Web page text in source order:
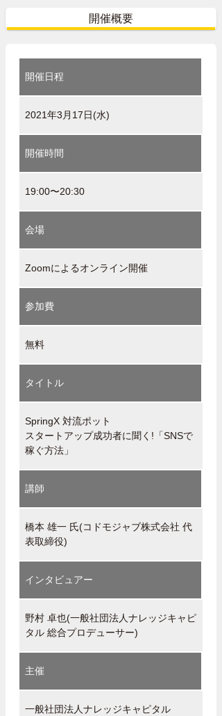
開催概要
開催日程
2021年3月17日(水)
開催時間
19:00〜20:30
会場
Zoomによるオンライン開催
参加費
無料
タイトル
SpringX 対流ポット
スタートアップ成功者に聞く!「SNSで
稼ぐ方法」
講師
橋本 雄一 氏(コドモジャブ株式会社 代
表取締役)
インタビュアー
野村 卓也(一般社団法人ナレッジキャピ
タル 総合プロデューサー)
主催
一般社団法人ナレッジキャピタル